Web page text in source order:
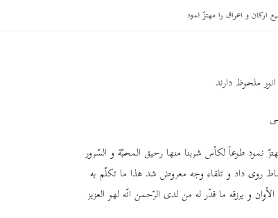
و اعراق را مهتزّ نمود
ملحوظ دارند
طوعاً لکأس شربنا منها رحیق المحبّة و السّرور
داد و تلقاء وجه معروض شد هذا ما تکلّم به
و یرزقه ما قدّر له من لدی الرّحمن انّه لهو العزیز